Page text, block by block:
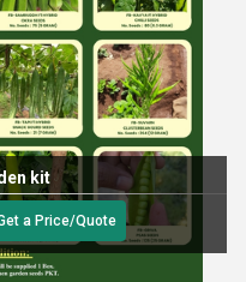
kit
a Price/Quote